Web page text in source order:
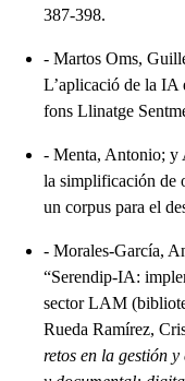
387-398.
- Martos Oms,
L’aplicació de la IA
fons Llinatge
- Menta, Antonio; y
la simplificación de
un corpus para el
- Morales-García,
“Serendip-IA:
sector LAM
Rueda Ramírez,
retos en la gestión